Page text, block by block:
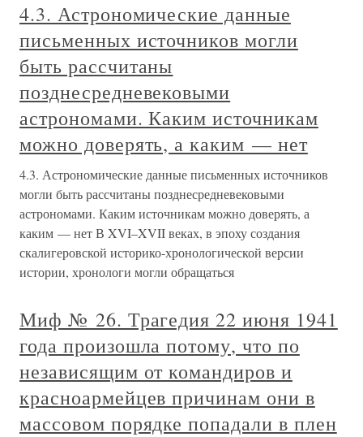
4.3. Астрономические данные
письменных источников могли
быть рассчитаны
позднесредневековыми
астрономами. Каким источникам
можно доверять, а каким — нет
4.3. Астрономические данные письменных источников
могли быть рассчитаны позднесредневековыми
астрономами. Каким источникам можно доверять, а
каким — нет В XVI–XVII веках, в эпоху создания
скалигеровской историко-хронологической версии
истории, хронологи могли обращаться
Миф № 26. Трагедия 22 июня 1941
года произошла потому, что по
независящим от командиров и
красноармейцев причинам они в
массовом порядке попадали в плен